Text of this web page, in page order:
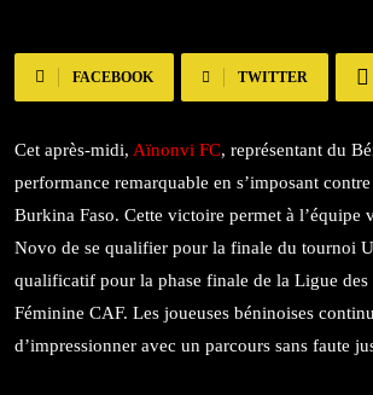
FACEBOOK TWITTER
Cet après-midi, Aïnonvi FC, représentant du
performance remarquable en s’imposant
Burkina Faso. Cette victoire permet à l’équipe
Novo de se qualifier pour la finale du tournoi
qualificatif pour la phase finale de la Ligue des
Féminine CAF. Les joueuses béninoises
d’impressionner avec un parcours sans faute